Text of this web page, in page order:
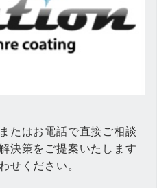
たはお電話で直接ご相談
決策をご提案いたします
せください。